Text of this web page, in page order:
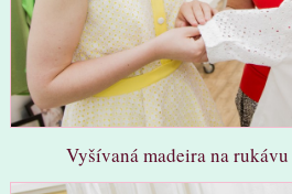
Vyšívaná madeira na